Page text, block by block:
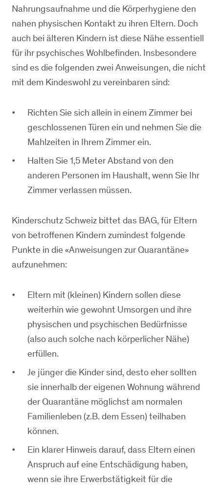
Nahrungsaufnahme und die Körperhygiene den
nahen physischen Kontakt zu ihren Eltern. Doch
auch bei älteren Kindern ist diese Nähe essentiell
für ihr psychisches Wohlbefinden. Insbesondere
sind es die folgenden zwei Anweisungen, die nicht
mit dem Kindeswohl zu vereinbaren sind:
Richten Sie sich allein in einem Zimmer bei
geschlossenen Türen ein und nehmen Sie die
Mahlzeiten in Ihrem Zimmer ein.
Halten Sie 1,5 Meter Abstand von den
anderen Personen im Haushalt, wenn Sie Ihr
Zimmer verlassen müssen.
Kinderschutz Schweiz bittet das BAG, für Eltern
von betroffenen Kindern zumindest folgende
Punkte in die «Anweisungen zur Quarantäne»
aufzunehmen:
Eltern mit (kleinen) Kindern sollen diese
weiterhin wie gewohnt Umsorgen und ihre
physischen und psychischen Bedürfnisse
(also auch solche nach körperlicher Nähe)
erfüllen.
Je jünger die Kinder sind, desto eher sollten
sie innerhalb der eigenen Wohnung während
der Quarantäne möglichst am normalen
Familienleben (z.B. dem Essen) teilhaben
können.
Ein klarer Hinweis darauf, dass Eltern einen
Anspruch auf eine Entschädigung haben,
wenn sie ihre Erwerbstätigkeit für die